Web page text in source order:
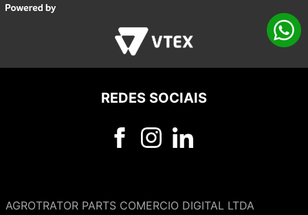
REDES SOCIAIS
AGROTRATOR PARTS COMERCIO DIGITAL LTDA